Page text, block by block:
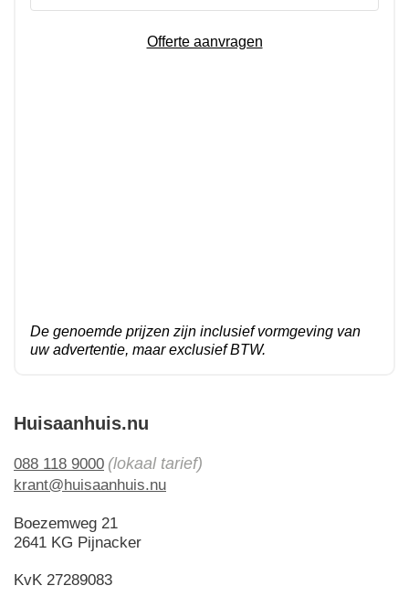
Huisaanhuis.nu
088 118 9000 (lokaal tarief)
krant@huisaanhuis.nu
Boezemweg 21
2641 KG Pijnacker
KvK 27289083
Offerte aanvragen
De genoemde prijzen zijn inclusief vormgeving van
uw advertentie, maar exclusief BTW.